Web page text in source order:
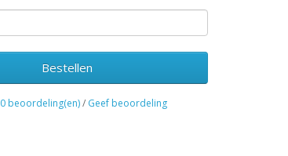
Bestellen
0 beoordeling(en)/ Geef beoordeling